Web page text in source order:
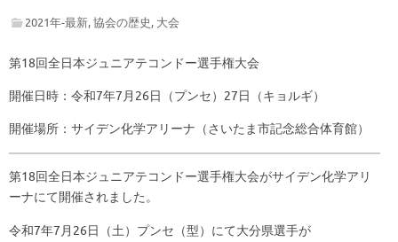
2021年-最新,協会の歴史, 大会
第18回全日本ジュニアテコンドー選手権大会
開催日時：令和7年7月26日（プンセ）27日（キョルギ）
開催場所：サイデン化学アリーナ（さいたま市記念総合体育館）
第18回全日本ジュニアテコンドー選手権大会がサイデン化学アリ
ーナにて開催されました。
令和7年7月26日（土）プンセ（型）にて大分県選手が